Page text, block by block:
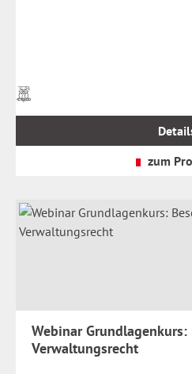
Preise
inkl.
zum
Webinar
Verwaltungsrecht